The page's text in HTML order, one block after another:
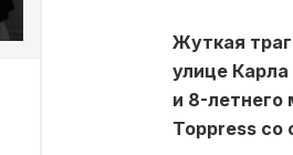
Жуткая
улице
и 8-
Toppress со